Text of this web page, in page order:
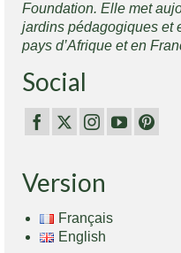
Foundation. Elle met
jardins pédagogiques et
pays d’Afrique et en
Social
Version
Français
English